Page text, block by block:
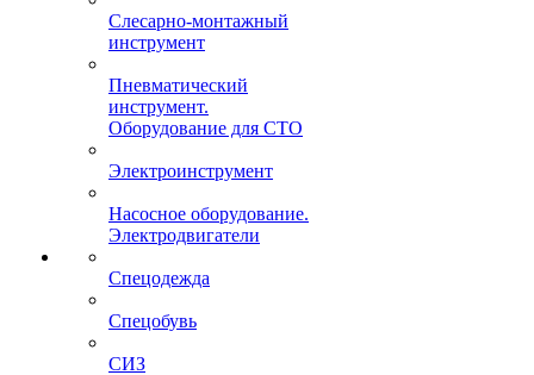
Слесарно-монтажный
инструмент
Пневматический
инструмент.
Оборудование для СТО
Электроинструмент
Насосное оборудование.
Электродвигатели
Спецодежда
Спецобувь
СИЗ